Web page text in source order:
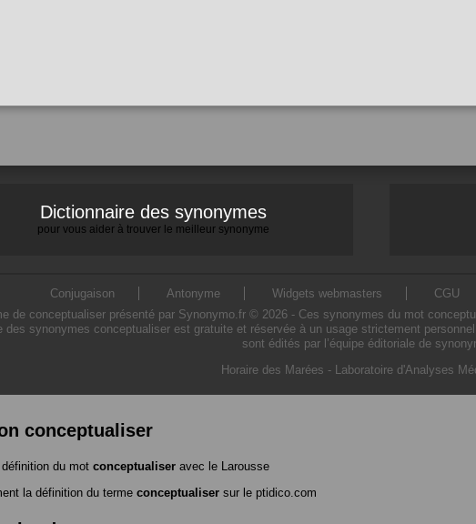
Dictionnaire des synonymes
pour vous aider à trouver le meilleur synonyme
Conjugaison Antonyme Widgets webmasters CGU
de conceptualiser présenté par Synonymo.fr © 2026 - Ces synonymes du mot
des synonymes conceptualiser est gratuite et réservée à un usage strictement
sont édités par l’équipe éditoriale de
Horaire des Marées - Laboratoire d'Analyses
conceptualiser
du mot conceptualiser avec le Larousse
la définition du terme conceptualiser sur le ptidico.com